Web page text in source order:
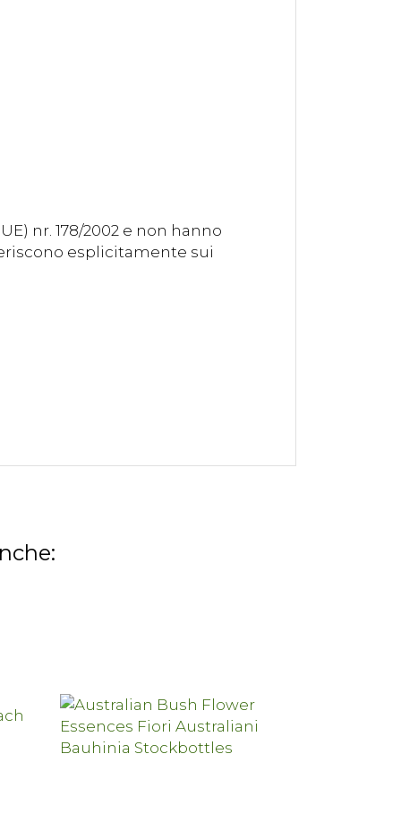
nr. 178/2002 e non hanno
esplicitamente sui